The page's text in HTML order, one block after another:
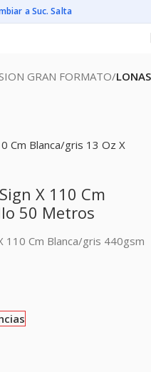
a Suc. Salta
GRAN FORMATO LONAS
X 110 Cm
50 Metros
110 Cm Blanca/gris 440gsm